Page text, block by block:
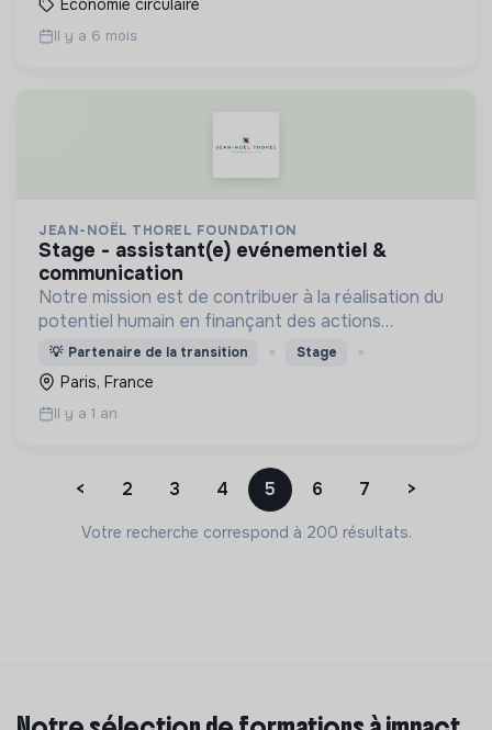
Économie circulaire
Il y a 6 mois
JEAN-NOËL THOREL FOUNDATION
stage - assistant(e) evénementiel &
communication
Notre mission est de contribuer à la réalisation du
potentiel humain en finançant des actions
généreuses
💡 Partenaire de la transition Stage
Paris, France
Il y a 1 an
< 2 3 4 5 6 7 >
Votre recherche correspond à 200 résultats.